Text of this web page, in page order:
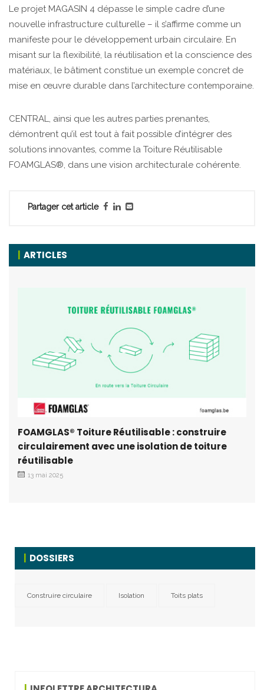
Le projet MAGASIN 4 dépasse le simple cadre d’une
nouvelle infrastructure culturelle – il s’affirme comme un
manifeste pour le développement urbain circulaire. En
misant sur la flexibilité, la réutilisation et la conscience des
matériaux, le bâtiment constitue un exemple concret de
mise en œuvre durable dans l’architecture contemporaine.
CENTRAL, ainsi que les autres parties prenantes,
démontrent qu’il est tout à fait possible d’intégrer des
solutions innovantes, comme la Toiture Réutilisable
FOAMGLAS®, dans une vision architecturale cohérente.
Partager cet article
ARTICLES
FOAMGLAS® Toiture Réutilisable : construire
circulairement avec une isolation de toiture
réutilisable
13 mai 2025
DOSSIERS
Construire circulaire Isolation Toits plats